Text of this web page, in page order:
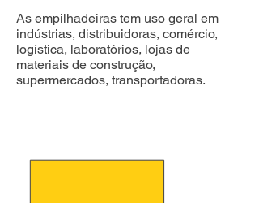
As empilhadeiras tem uso geral em
indústrias, distribuidoras, comércio,
logística, laboratórios, lojas de
materiais de construção,
supermercados, transportadoras.